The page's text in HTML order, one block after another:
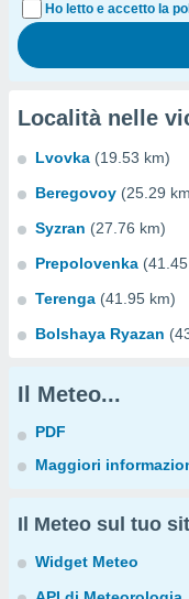
Ho letto e accetto la
Località nelle
Lvovka (19.53 km)
Beregovoy (25.29
Syzran (27.76 km)
Prepolovenka
Terenga (41.95 km)
Bolshaya Ryazan
Il Meteo...
PDF
Maggiori
Il Meteo sul tuo
Widget Meteo